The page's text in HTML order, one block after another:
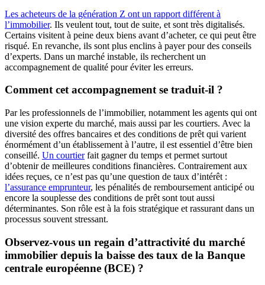
Les acheteurs de la génération Z ont un rapport différent à
l’immobilier. Ils veulent tout, tout de suite, et sont très digitalisés.
Certains visitent à peine deux biens avant d’acheter, ce qui peut être
risqué. En revanche, ils sont plus enclins à payer pour des conseils
d’experts. Dans un marché instable, ils recherchent un
accompagnement de qualité pour éviter les erreurs.
Comment cet accompagnement se traduit-il ?
Par les professionnels de l’immobilier, notamment les agents qui ont
une vision experte du marché, mais aussi par les courtiers. Avec la
diversité des offres bancaires et des conditions de prêt qui varient
énormément d’un établissement à l’autre, il est essentiel d’être bien
conseillé. Un courtierfait gagner du temps et permet surtout
d’obtenir de meilleures conditions financières. Contrairement aux
idées reçues, ce n’est pas qu’une question de taux d’intérêt :
l’assurance emprunteur, les pénalités de remboursement anticipé ou
encore la souplesse des conditions de prêt sont tout aussi
déterminantes. Son rôle est à la fois stratégique et rassurant dans un
processus souvent stressant.
Observez-vous un regain d’attractivité du marché
immobilier depuis la baisse des taux de la Banque
centrale européenne (BCE) ?